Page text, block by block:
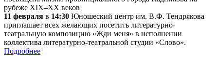
11 февраля в 14:30 Юношеский центр им. В.Ф. Тендрякова
приглашает всех желающих посетить литературно-
театральную композицию «Жди меня» в исполнении
коллектива литературно-театральной студии «Слово».
Подробнее